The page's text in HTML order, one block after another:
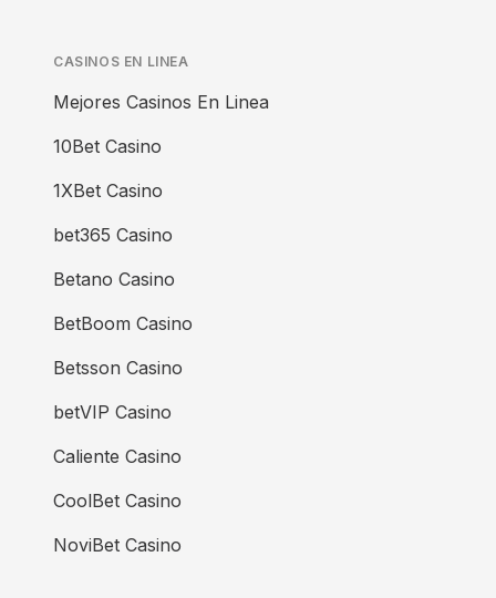
CASINOS EN LINEA
Mejores Casinos En Linea
10Bet Casino
1XBet Casino
bet365 Casino
Betano Casino
BetBoom Casino
Betsson Casino
betVIP Casino
Caliente Casino
CoolBet Casino
NoviBet Casino